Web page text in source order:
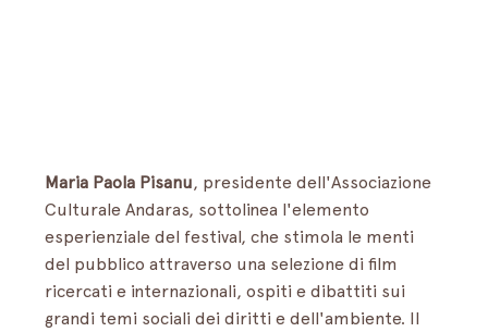
Maria Paola Pisanu, presidente dell'Associazione
Culturale Andaras, sottolinea l'elemento
esperienziale del festival, che stimola le menti
del pubblico attraverso una selezione di film
ricercati e internazionali, ospiti e dibattiti sui
grandi temi sociali dei diritti e dell'ambiente. Il